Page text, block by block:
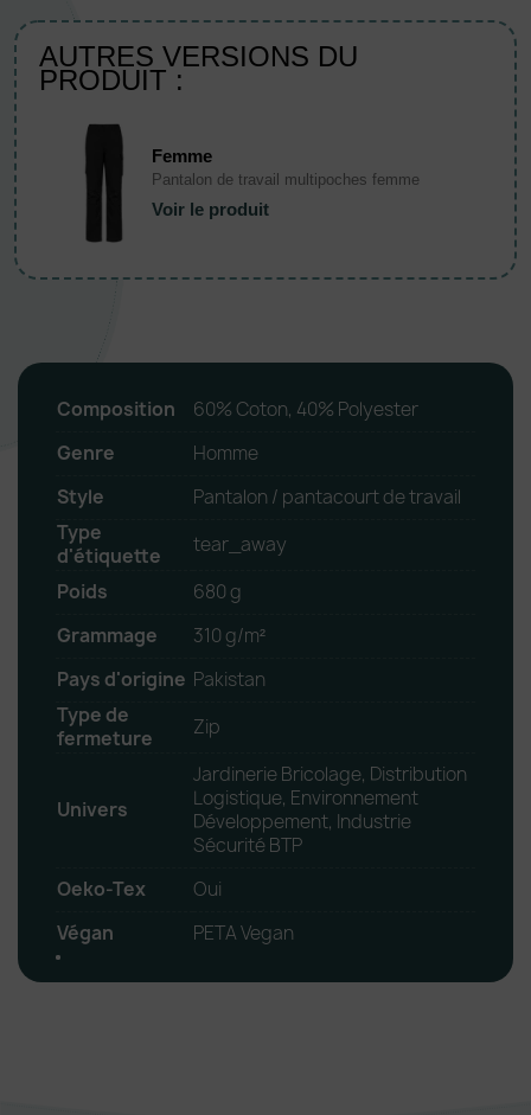
AUTRES VERSIONS DU
PRODUIT :
Femme
Pantalon de travail multipoches femme
Voir le produit
Composition
60% Coton, 40% Polyester
Genre
Homme
Style
Pantalon / pantacourt de travail
Type
d'étiquette
tear_away
Poids
680 g
Grammage
310 g/m²
Pays d'origine Pakistan
Type de
fermeture
Zip
Univers
Jardinerie Bricolage, Distribution
Logistique, Environnement
Développement, Industrie
Sécurité BTP
Oeko-Tex
Oui
Végan
PETA Vegan